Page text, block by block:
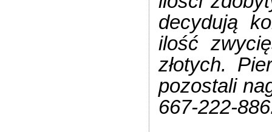
decydują
ilość
złotych.
pozostali
667-222-